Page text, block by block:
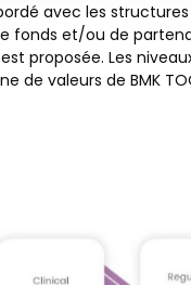
avec les
fonds et/ou de
proposée. Les
de valeurs de BMK